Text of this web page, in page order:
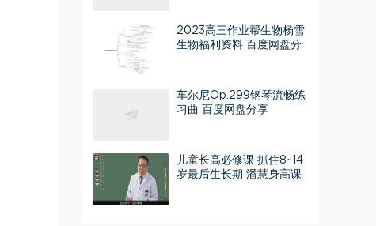
2023高三作业帮生物杨雪
生物福利资料 百度网盘分
车尔尼Op.299钢琴流畅练
习曲 百度网盘分享
儿童长高必修课 抓住8~14
岁最后生长期 潘慧身高课